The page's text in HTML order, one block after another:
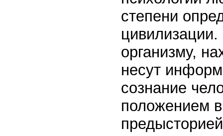
степени
организму,
несут
сознание
положением